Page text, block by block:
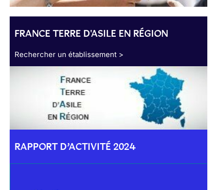
FRANCE TERRE D'ASILE EN RÉGION
Rechercher un établissement >
RAPPORT D’ACTIVITÉ 2024